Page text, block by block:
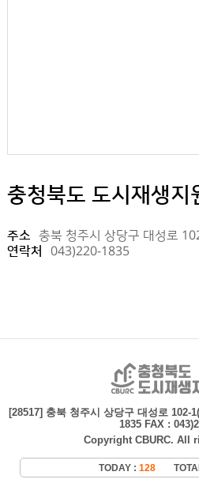
충청북도 도시재생지
주소
충북 청주시 상당구 대성로
연락처
043)220-1835
[28517] 충북 청주시 상당구 대성로 102-
1835 FAX :
Copyright CBURC. All
TODAY : 128